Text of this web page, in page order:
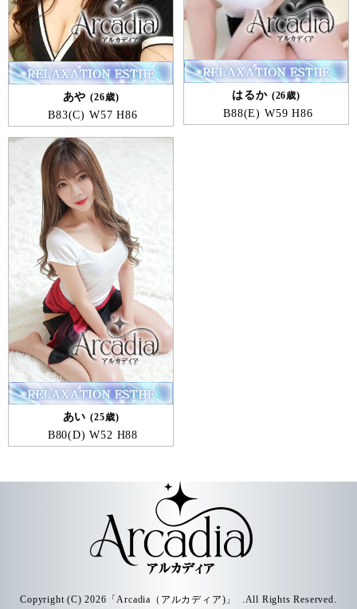
あや 26歳
B83 C W57 H86
はるか 26歳
B88 E W59 H86
あい 25歳
B80 D W52 H88
Copyright (C) 2026「Arcadia（アルカディア)」 .All Rights Reserved.